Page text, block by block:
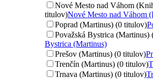
Nové Mesto nad Váhom
titulov)Nové Mesto nad Váhom
Poprad (Martinus) (0 titulov)
Považská Bystrica (Martinus)
Bystrica (Martinus)
Prešov (Martinus) (0 titulov)
Trenčín (Martinus) (0 titulov)
Trnava (Martinus) (0 titulov)